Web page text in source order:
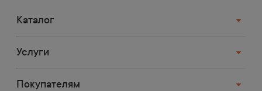
компанией
Каталог
Услуги
Покупателям